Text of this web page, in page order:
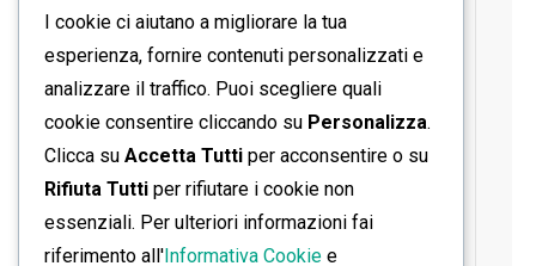
SEGUICI SU FACEBOOK
I cookie ci aiutano a migliorare la tua
esperienza, fornire contenuti personalizzati e
analizzare il traffico. Puoi scegliere quali
cookie consentire cliccando su Personalizza.
Clicca su Accetta Tutti per acconsentire o su
Rifiuta Tutti per rifiutare i cookie non
essenziali. Per ulteriori informazioni fai
riferimento all'Informativa Cookie e